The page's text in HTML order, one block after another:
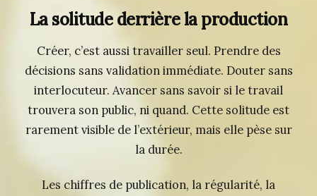
La solitude derrière la production
Créer, c’est aussi travailler seul. Prendre des
décisions sans validation immédiate. Douter sans
interlocuteur. Avancer sans savoir si le travail
trouvera son public, ni quand. Cette solitude est
rarement visible de l’extérieur, mais elle pèse sur
la durée.
Les chiffres de publication, la régularité, la